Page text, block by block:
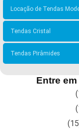
Locação de Tendas
Tendas Cristal
Tendas Pirâmides
Entre